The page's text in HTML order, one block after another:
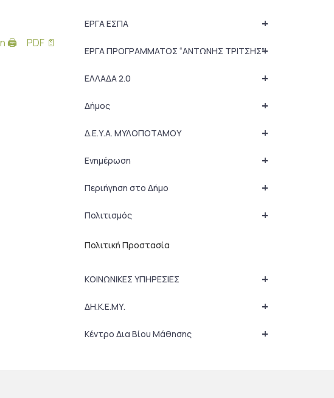
🖨
PDF 📄
+
ΕΡΓΑ ΕΣΠΑ
+
ΕΡΓΑ ΠΡΟΓΡΑΜΜΑΤΟΣ “ΑΝΤΩΝΗΣ ΤΡΙΤΣΗΣ”
+
ΕΛΛΑΔΑ 2.0
+
Δήμος
+
Δ.Ε.Υ.Α. ΜΥΛΟΠΟΤΑΜΟΥ
+
Ενημέρωση
+
Περιήγηση στο Δήμο
+
Πολιτισμός
Πολιτική Προστασία
+
ΚΟΙΝΩΝΙΚΕΣ ΥΠΗΡΕΣΙΕΣ
+
ΔΗ.Κ.Ε.ΜΥ.
+
Κέντρο Δια Βίου Μάθησης